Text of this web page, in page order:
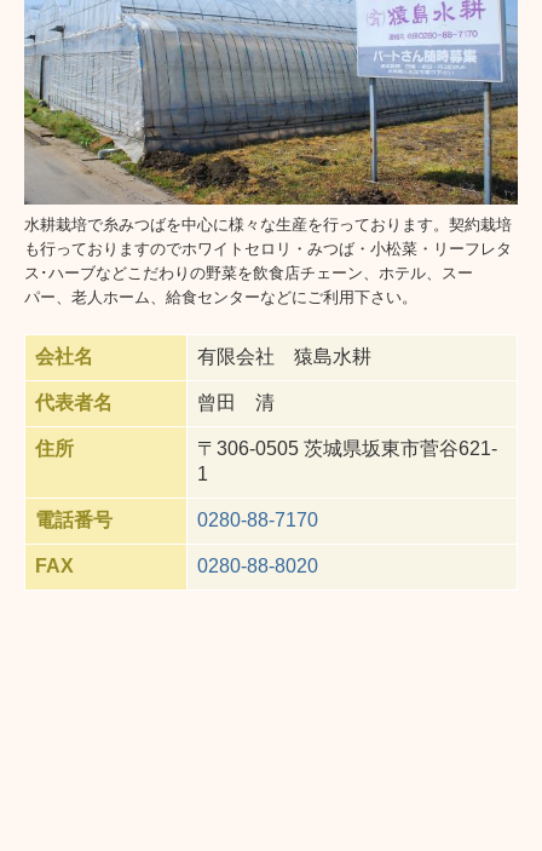
水耕栽培で糸みつばを中心に様々な生産を行っております。契約栽培
も行っておりますのでホワイトセロリ・みつば・小松菜・リーフレタ
ス･ハーブなどこだわりの野菜を飲食店チェーン、ホテル、スー
パー、老人ホーム、給食センターなどにご利用下さい。
会社名 有限会社 猿島水耕
代表者名 曾田 清
住所
〒306-0505 茨城県坂東市菅谷621-
1
電話番号 0280-88-7170
FAX 0280-88-8020